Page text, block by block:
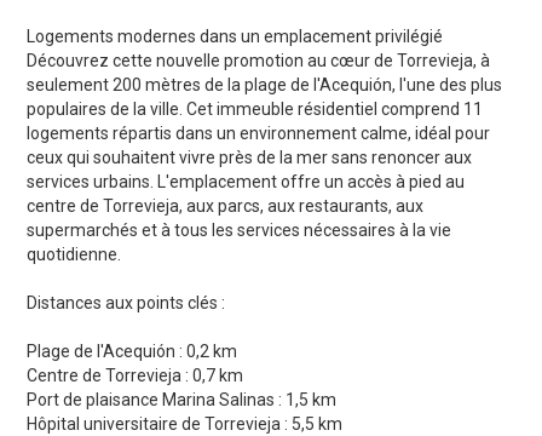
Logements modernes dans un emplacement privilégié
Découvrez cette nouvelle promotion au cœur de Torrevieja, à
seulement 200 mètres de la plage de l'Acequión, l'une des plus
populaires de la ville. Cet immeuble résidentiel comprend 11
logements répartis dans un environnement calme, idéal pour
ceux qui souhaitent vivre près de la mer sans renoncer aux
services urbains. L'emplacement offre un accès à pied au
centre de Torrevieja, aux parcs, aux restaurants, aux
supermarchés et à tous les services nécessaires à la vie
quotidienne.
Distances aux points clés :
Plage de l'Acequión : 0,2 km
Centre de Torrevieja : 0,7 km
Port de plaisance Marina Salinas : 1,5 km
Hôpital universitaire de Torrevieja : 5,5 km